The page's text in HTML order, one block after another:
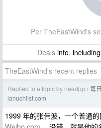
Per TheEastWind's
Dealsinfo,
TheEastWind's recent replies
Replied to a topic by needpp › 每
lanuchlist.com
1999 年的张伟波，一个普通